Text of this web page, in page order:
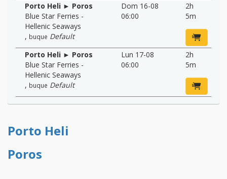
Porto Heli ► Poros
Blue Star Ferries -
Hellenic Seaways
, buque Default
Dom 16-08
06:00
2h
5m
Porto Heli ► Poros
Blue Star Ferries -
Hellenic Seaways
, buque Default
Lun 17-08
06:00
2h
5m
Porto Heli
Poros